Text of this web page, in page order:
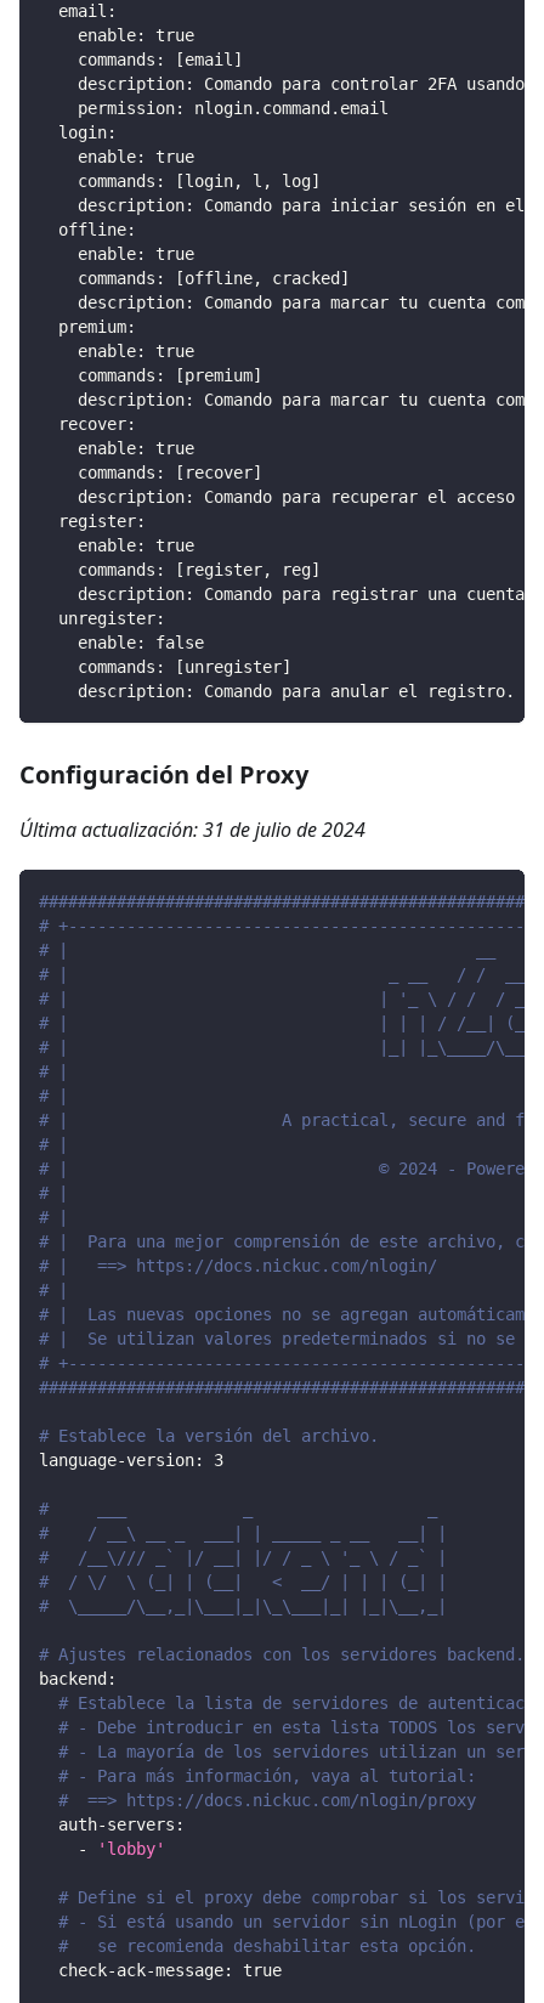
email :
enable:
true
commands : [email ]
description:
Comando para controlar 2FA
permission:
nlogin.command.email
login:
enable:
true
commands : [login, l , log]
description:
Comando para iniciar sesión en el
offline:
enable:
true
commands : [offline, cracked ]
description:
Comando para marcar tu cuenta
premium:
enable:
true
commands : [premium]
description:
Comando para marcar tu cuenta como
recover:
enable:
true
commands : [ recover]
description:
Comando para recuperar el acceso
register:
enable:
true
commands : [ register, reg]
description:
Comando para registrar una cuenta.
unregister:
enable:
false
commands : [unregister]
description: Comando para anular el registro.
Configuración del Proxy
Última actualización: 31 de julio de 2024
#
# |                                          __
# |                                 _ __   / /  ___
# |                                | '_ \ / /  / _
# |                                | | | / /__|
# |                                |_| |_\____/
# |
# |
# |                      A practical, secure and
# |
# |                                © 2024 -
# |
# |
# |  Para una mejor comprensión de este
# |   ==> https://docs.nickuc.com/
# |
# |  Las nuevas opciones no se agregan
# |  Se utilizan valores predeterminados si no
#
# Establece la versión del archivo.
language-version: 3
#     ___            _                  _
#    / __\ __ _  ___| | _____ _ __   __| |
#   /__\/// _` |/ __| |/ / _ \ '_ \ / _` |
#  / \/  \ (_| | (__|   <  __/ | | | (_| |
#  \_____/\__,_|\___|_|\_\___|_| |_|\__,_|
# Ajustes relacionados con los servidores backend.
backend :
# Establece la lista de servidores de
# - Debe introducir en esta lista TODOS los
# - La mayoría de los servidores utilizan un
# - Para más información, vaya al tutorial:
#  ==> https://docs.nickuc.com/nlogin/proxy
auth-servers :
-
'lobby'
# Define si el proxy debe comprobar si los
# - Si está usando un servidor sin nLogin (por
#   se recomienda deshabilitar esta opción.
check-ack-message: true